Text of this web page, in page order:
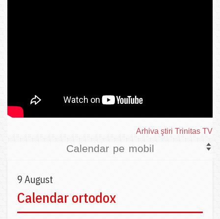
Arhiva ştiri Trinitas TV
Calendar pe mobil
9 August
Calendar ortodox